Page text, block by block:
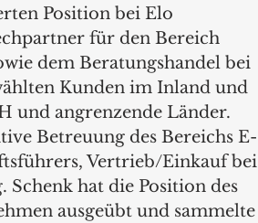
Position bei Elo
für den Bereich
dem Beratungshandel bei
Kunden im Inland und
und angrenzende Länder.
Betreuung des Bereichs E-
Vertrieb/Einkauf bei
hat die Position des
ausgeübt und sammelte